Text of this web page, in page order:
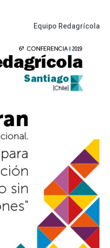
Equipo Redagrícola